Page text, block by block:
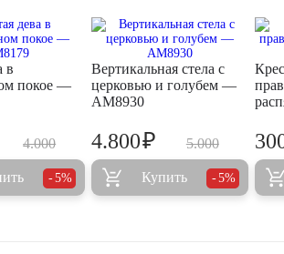
в
покое —
4.000
5%
Вертикальная стела с
церковью и голубем —
AM8930
5.000
4.800₽
Купить 5%